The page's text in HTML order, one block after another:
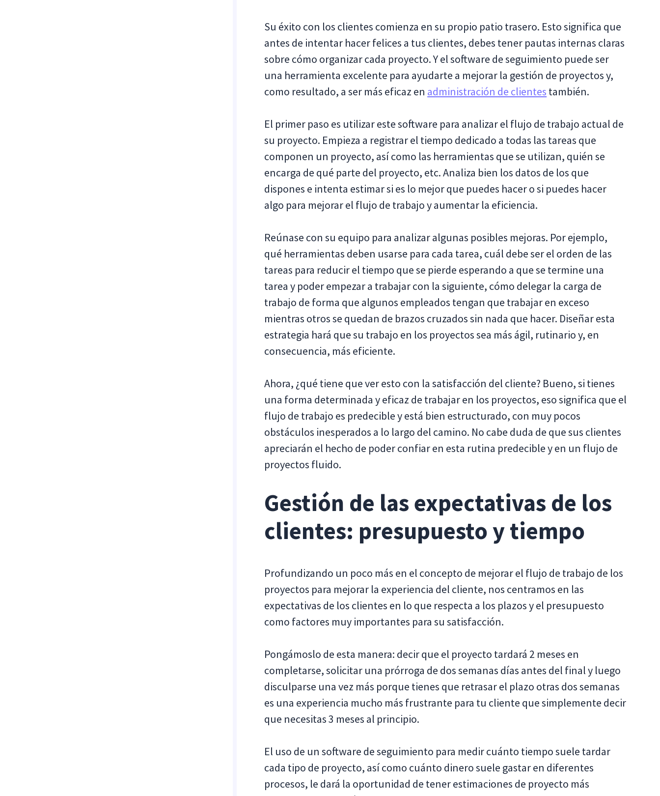
Su éxito con los clientes comienza en su propio patio trasero. Esto significa que
antes de intentar hacer felices a tus clientes, debes tener pautas internas claras
sobre cómo organizar cada proyecto. Y el software de seguimiento puede ser
una herramienta excelente para ayudarte a mejorar la gestión de proyectos y,
como resultado, a ser más eficaz en administración de clientes también.
El primer paso es utilizar este software para analizar el flujo de trabajo actual de
su proyecto. Empieza a registrar el tiempo dedicado a todas las tareas que
componen un proyecto, así como las herramientas que se utilizan, quién se
encarga de qué parte del proyecto, etc. Analiza bien los datos de los que
dispones e intenta estimar si es lo mejor que puedes hacer o si puedes hacer
algo para mejorar el flujo de trabajo y aumentar la eficiencia.
Reúnase con su equipo para analizar algunas posibles mejoras. Por ejemplo,
qué herramientas deben usarse para cada tarea, cuál debe ser el orden de las
tareas para reducir el tiempo que se pierde esperando a que se termine una
tarea y poder empezar a trabajar con la siguiente, cómo delegar la carga de
trabajo de forma que algunos empleados tengan que trabajar en exceso
mientras otros se quedan de brazos cruzados sin nada que hacer. Diseñar esta
estrategia hará que su trabajo en los proyectos sea más ágil, rutinario y, en
consecuencia, más eficiente.
Ahora, ¿qué tiene que ver esto con la satisfacción del cliente? Bueno, si tienes
una forma determinada y eficaz de trabajar en los proyectos, eso significa que el
flujo de trabajo es predecible y está bien estructurado, con muy pocos
obstáculos inesperados a lo largo del camino. No cabe duda de que sus clientes
apreciarán el hecho de poder confiar en esta rutina predecible y en un flujo de
proyectos fluido.
Gestión de las expectativas de los
clientes: presupuesto y tiempo
Profundizando un poco más en el concepto de mejorar el flujo de trabajo de los
proyectos para mejorar la experiencia del cliente, nos centramos en las
expectativas de los clientes en lo que respecta a los plazos y el presupuesto
como factores muy importantes para su satisfacción.
Pongámoslo de esta manera: decir que el proyecto tardará 2 meses en
completarse, solicitar una prórroga de dos semanas días antes del final y luego
disculparse una vez más porque tienes que retrasar el plazo otras dos semanas
es una experiencia mucho más frustrante para tu cliente que simplemente decir
que necesitas 3 meses al principio.
El uso de un software de seguimiento para medir cuánto tiempo suele tardar
cada tipo de proyecto, así como cuánto dinero suele gastar en diferentes
procesos, le dará la oportunidad de tener estimaciones de proyecto más